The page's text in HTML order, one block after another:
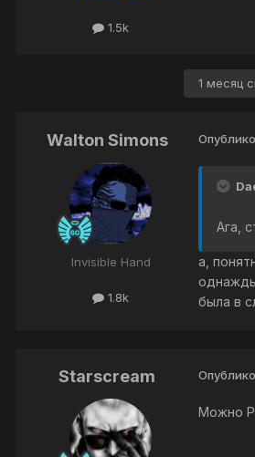
1.5k
1 месяц
Walton Simons
Invisible Hand
1.8k
Ага,
а,
была в
Starscream
Можно